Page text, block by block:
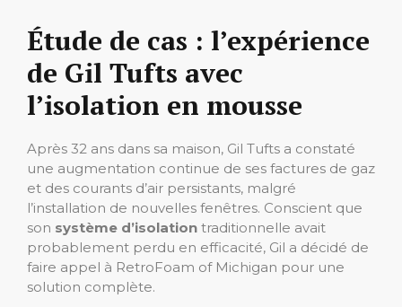
Étude de cas : l’expérience
de Gil Tufts avec
l’isolation en mousse
Après 32 ans dans sa maison, Gil Tufts a constaté
une augmentation continue de ses factures de gaz
et des courants d’air persistants, malgré
l’installation de nouvelles fenêtres. Conscient que
son système d’isolation traditionnelle avait
probablement perdu en efficacité, Gil a décidé de
faire appel à RetroFoam of Michigan pour une
solution complète.